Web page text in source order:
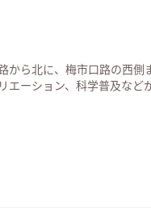
ら北に、梅市口路の西側
ーション、科学普及など